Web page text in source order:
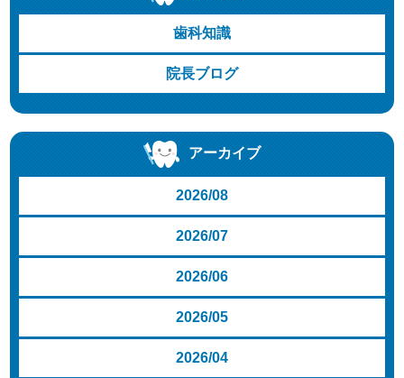
歯科知識
院長ブログ
アーカイブ
2026/08
2026/07
2026/06
2026/05
2026/04